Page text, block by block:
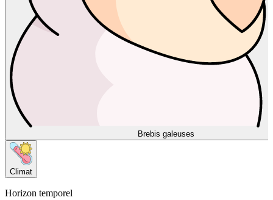
Brebis galeuses
Climat
Horizon temporel